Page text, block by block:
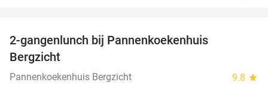
2-gangenlunch bij Pannenkoekenhuis
Bergzicht
Pannenkoekenhuis Bergzicht 9.8 star